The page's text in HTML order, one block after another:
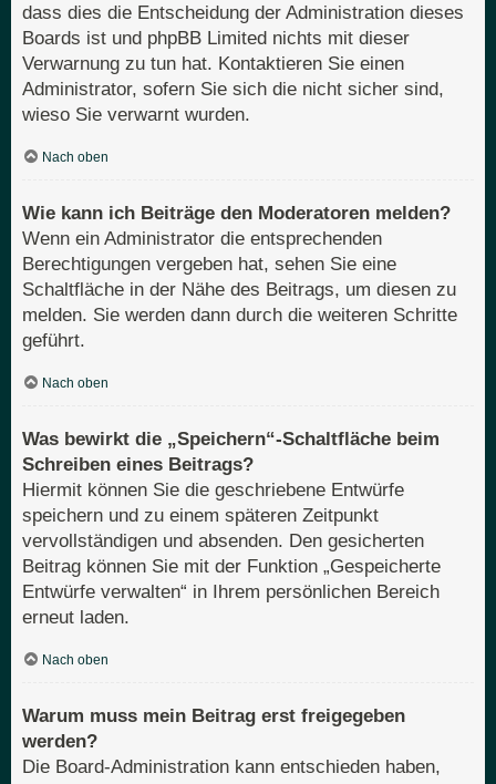
dass dies die Entscheidung der Administration dieses
Boards ist und phpBB Limited nichts mit dieser
Verwarnung zu tun hat. Kontaktieren Sie einen
Administrator, sofern Sie sich die nicht sicher sind,
wieso Sie verwarnt wurden.
Nach oben
Wie kann ich Beiträge den Moderatoren melden?
Wenn ein Administrator die entsprechenden
Berechtigungen vergeben hat, sehen Sie eine
Schaltfläche in der Nähe des Beitrags, um diesen zu
melden. Sie werden dann durch die weiteren Schritte
geführt.
Nach oben
Was bewirkt die „Speichern“-Schaltfläche beim
Schreiben eines Beitrags?
Hiermit können Sie die geschriebene Entwürfe
speichern und zu einem späteren Zeitpunkt
vervollständigen und absenden. Den gesicherten
Beitrag können Sie mit der Funktion „Gespeicherte
Entwürfe verwalten“ in Ihrem persönlichen Bereich
erneut laden.
Nach oben
Warum muss mein Beitrag erst freigegeben
werden?
Die Board-Administration kann entschieden haben,